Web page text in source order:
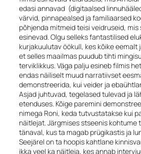
edasi annavad (digitaalsed
värvid, pinnapealsed ja familiaarsed
põhjenda mitmeid teisi veidruseid, mis
esinevad. Olgu selleks fantastilised
kurjakuulutav öökull, kes kõike eemalt
et selles maailmas puudub tihti
terviklikkus. Väga palju esineb filmis
endas näiliselt muud narratiivset
demonstreerida, kui veider ja
Asjad juhtuvad, tegelased tulevad ja
etenduses. Kõige paremini
nimega Roni, keda tutvustatakse kui
näitlejat. Järgmises stseenis kohtume
tänaval, kus ta magab prügikastis ja
Seejärel on ta hoopis kahtlane
ikka veel ka näitleja, kes annab